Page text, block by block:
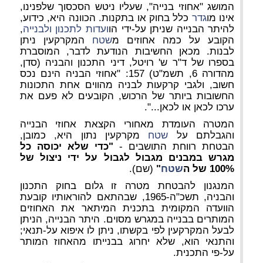
המושג "אחוזי בנייה", שעליו ניטש הסכסוך שלפנינו,
אינו מוגדר כלל בחוק או בתקנות. הכוונה היא, כידוע,
להיתר הבנייה שניתן על-ידי הוועדות לתכנון ולבנייה,
הקובע על כמה אחוזים משטח המקרקעין ניתן
לבנות. מכאן החשיבות הנודעת לדבר, המוסברת
בספרו של ד"ר ש' רויטל, דיני התכנון והבניה (סדן,
מהדורה 6, תשמ"ט) 157:
"אחוזי הבניה הינם נכס
חשוב, ולגבי קרקעות לבניה מהווים אחת התכונות
החשובות ביותר של הרכוש, הקובעים לא פעם את
ערכו לכאן או לכאן...".
המטרה העומדת מאחורי הקצאת אחוזי הבנייה
והגבלתם על שטח מקרקעין נתון היא, כמובן,
הבטחת רווחת התושבים - "כדי שלא יכוסה כל
מגרש במבנים מגבול לגבול על ידי ניצול של
100% של ה
שטח" (שם).
המנגנון להבטחת מטרה זו גלום בחוק התכנון
והבניה, תשכ"ה-1965, שבהתאם להוראותיו קובעת
הוועדה המקומית בתכנית המיתאר את האחוזים
המותרים בבנייה במגרש מסוים. היתר הבנייה, הניתן
לבעל המקרקעין לפי בקשתו, ניתן לו איפוא על-תנאי;
והתנאי הוא, שלא יחרוג בבנייתו מהאחוז המותר
על-פי התכנית.